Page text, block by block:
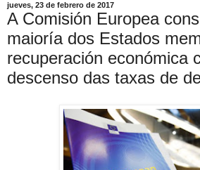
jueves, 23 de febrero de 2017
A Comisión Europea
maioría dos Estados
recuperación económica
descenso das taxas de